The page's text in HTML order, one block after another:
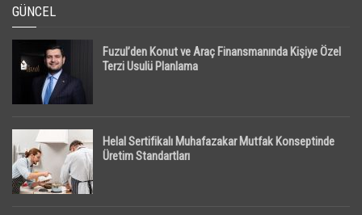
GÜNCEL
Fuzul’den Konut ve Araç Finansmanında Kişiye Özel
Terzi Usulü Planlama
Helal Sertifikalı Muhafazakar Mutfak Konseptinde
Üretim Standartları